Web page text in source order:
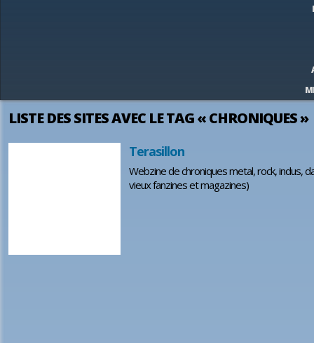
LISTE DES SITES AVEC LE TAG « CHRONIQUES »
Terasillon
Webzine de chroniques metal, rock, indus,
vieux fanzines et magazines)